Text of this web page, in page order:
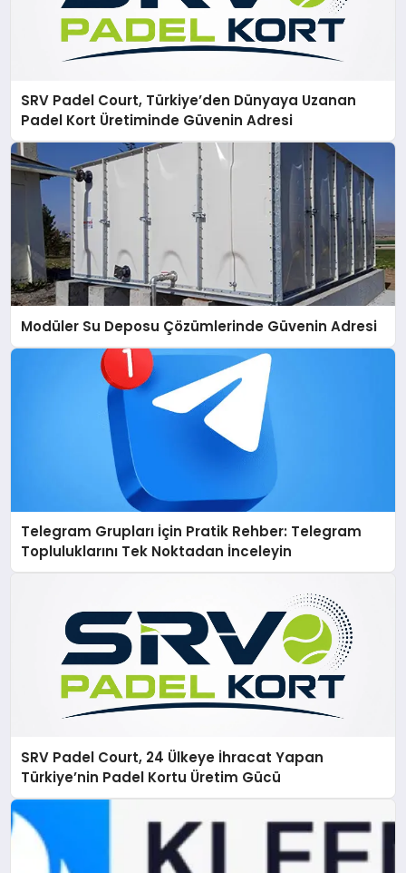
SRV Padel Court, Türkiye’den Dünyaya Uzanan
Padel Kort Üretiminde Güvenin Adresi
Modüler Su Deposu Çözümlerinde Güvenin Adresi
Telegram Grupları İçin Pratik Rehber: Telegram
Topluluklarını Tek Noktadan İnceleyin
SRV Padel Court, 24 Ülkeye İhracat Yapan
Türkiye’nin Padel Kortu Üretim Gücü